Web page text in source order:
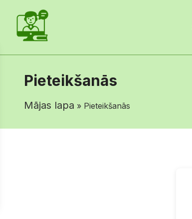
Pieteikšanās
Mājas lapa » Pieteikšanās